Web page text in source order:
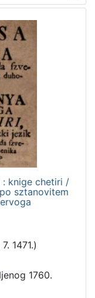
: knige chetiri /
sztanovitem
1471.)
1760.